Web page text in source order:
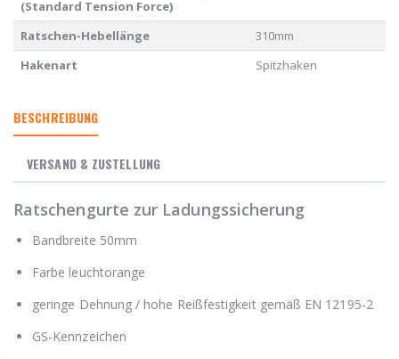
(Standard Tension Force)
Ratschen-Hebellänge
310mm
Hakenart
Spitzhaken
BESCHREIBUNG
VERSAND & ZUSTELLUNG
Ratschengurte zur Ladungssicherung
Bandbreite 50mm
Farbe leuchtorange
geringe Dehnung / hohe Reißfestigkeit gemäß EN 12195-2
GS-Kennzeichen